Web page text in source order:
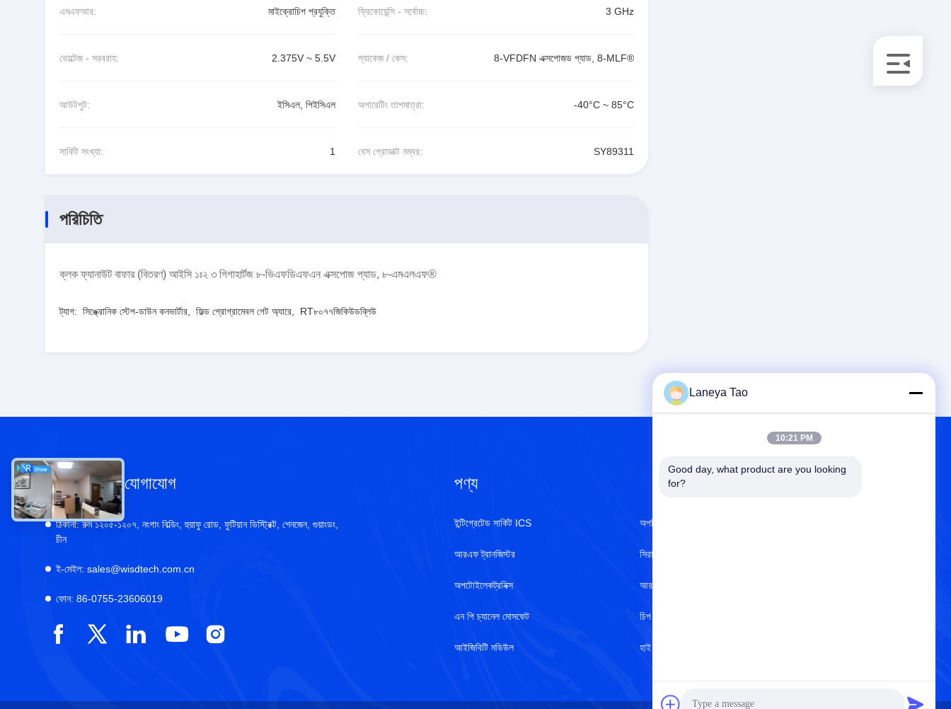
এমএফআর: মাইক্রোচিপ প্রযুক্তি ফ্রিকোয়েন্সি - সর্বোচ্চ: 3 GHz
ভোল্টেজ - সরবরাহ: 2.375V ~ 5.5V প্যাকেজ / কেস: 8-VFDFN এক্সপোজড প্যাড, 8-MLF®
আউটপুট: ইসিএল, পিইসিএল অপারেটিং তাপমাত্রা: -40°C ~ 85°C
সার্কিট সংখ্যা: 1 বেস প্রোডাক্ট নম্বর: SY89311
পরিচিতি
ক্লক ফ্যানাউট বাফার (বিতরণ) আইসি ১ঃ২ ৩ গিগাহার্টজ ৮-ভিএফডিএফএন এক্সপোজ প্যাড, ৮-এমএলএফ®
ট্যাগ: সিঙ্ক্রোনিক স্টেপ-ডাউন কনভার্টার ফিল্ড প্রোগ্রামেবল গেট অ্যারে RT৮০৭৭জিকিউডব্লিউ
আমাদের সাথে যোগাযোগ
ঠিকানা:রুম ১২০৫-১২০৭, নংগাং বিল্ডিং, হুয়াফু রোড, ফুটিয়ান ডিস্ট্রিক্ট, শেনজেন, গুয়াংডং,
চীন
ই-মেইল: sales@wisdtech.com.cn
ফোন: 86-0755-23606019
পণ্য
ইন্টিগ্রেটেড সার্কিট ICS
আরএফ ট্রানজিস্টর
অপটোইলেকট্রনিক্স
এন পি চ্যানেল মোসফেট
আইজিবিটি মডিউল
অপটিক্যাল সেন্সর
সিরামিক ক্যাপাসিটার
আরএফ ইন্ডাক্টর
চিপ রেজিস্টর
হাই পাওয়ার এলইডি
Laneya Tao
10:21 PM
Good day, what product are you looking
for?